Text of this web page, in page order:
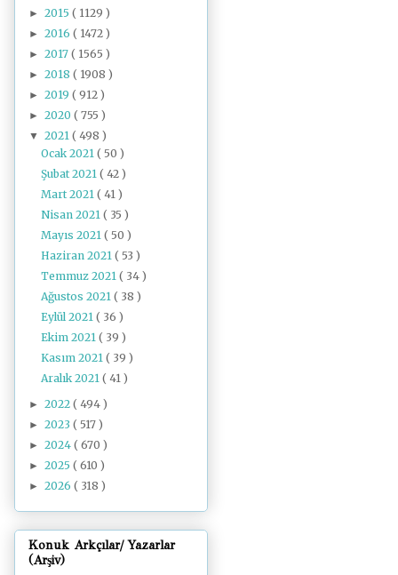
► 2015 ( 1129 )
► 2016 ( 1472 )
► 2017 ( 1565 )
► 2018 ( 1908 )
► 2019 ( 912 )
► 2020 ( 755 )
▼ 2021 ( 498 )
Ocak 2021( 50 )
Şubat 2021( 42 )
Mart 2021( 41 )
Nisan 2021( 35 )
Mayıs 2021( 50 )
Haziran 2021( 53 )
Temmuz 2021( 34 )
Ağustos 2021( 38 )
Eylül 2021( 36 )
Ekim 2021( 39 )
Kasım 2021( 39 )
Aralık 2021( 41 )
► 2022 ( 494 )
► 2023 ( 517 )
► 2024 ( 670 )
► 2025 ( 610 )
► 2026 ( 318 )
Konuk Arkçılar/ Yazarlar
(Arşiv)